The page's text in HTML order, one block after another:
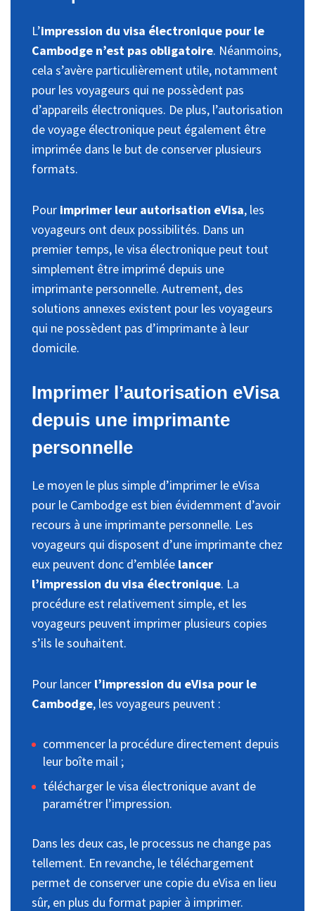
L’impression du visa électronique pour le
Cambodge n’est pas obligatoire. Néanmoins,
cela s’avère particulièrement utile, notamment
pour les voyageurs qui ne possèdent pas
d’appareils électroniques. De plus, l’autorisation
de voyage électronique peut également être
imprimée dans le but de conserver plusieurs
formats.
Pour imprimer leur autorisation eVisa, les
voyageurs ont deux possibilités. Dans un
premier temps, le visa électronique peut tout
simplement être imprimé depuis une
imprimante personnelle. Autrement, des
solutions annexes existent pour les voyageurs
qui ne possèdent pas d’imprimante à leur
domicile.
Imprimer l’autorisation eVisa
depuis une imprimante
personnelle
Le moyen le plus simple d’imprimer le eVisa
pour le Cambodge est bien évidemment d’avoir
recours à une imprimante personnelle. Les
voyageurs qui disposent d’une imprimante chez
eux peuvent donc d’emblée lancer
l’impression du visa électronique. La
procédure est relativement simple, et les
voyageurs peuvent imprimer plusieurs copies
s’ils le souhaitent.
Pour lancer l’impression du eVisa pour le
Cambodge, les voyageurs peuvent :
commencer la procédure directement depuis
leur boîte mail ;
télécharger le visa électronique avant de
paramétrer l’impression.
Dans les deux cas, le processus ne change pas
tellement. En revanche, le téléchargement
permet de conserver une copie du eVisa en lieu
sûr, en plus du format papier à imprimer.